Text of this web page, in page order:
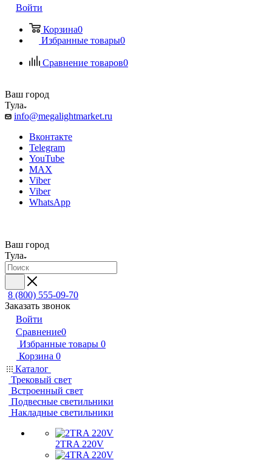
Войти
Корзина0
Избранные товары0
Сравнение товаров0
Ваш город
Тула
info@megalightmarket.ru
Вконтакте
Telegram
YouTube
MAX
Viber
Viber
WhatsApp
Ваш город
Тула
8 (800) 555-09-70
Заказать звонок
Войти
Сравнение0
Избранные товары 0
Корзина 0
Каталог
Трековый свет
Встроенный свет
Подвесные светильники
Накладные светильники
2TRA 220V